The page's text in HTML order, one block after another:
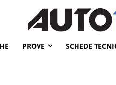
PROVE SCHEDE